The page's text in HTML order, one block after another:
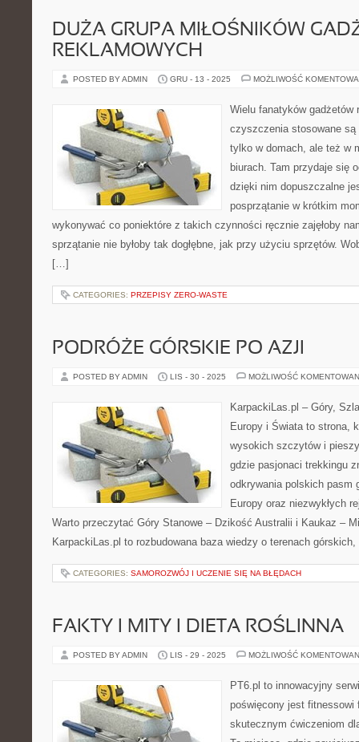
DUŻA GRUPA MIŁOŚNIKÓW
REKLAMOWYCH
POSTED BY ADMIN GRU - 13 - 2025 MOŻLIWOŚĆ
Wielu fanatyków gadżetów
czyszczenia stosowane
tylko w domach, ale też w
biurach. Tam przydaje się
dzięki nim dopuszczalne
posprzątanie w krótkim
wykonywać co poniektóre z takich czynności ręcznie zajęłoby
sprzątanie nie byłoby tak dogłębne, jak przy użyciu sprzętów.
[…]
CATEGORIES: PRZEPISY ZERO-WASTE
PODRÓŻE GÓRSKIE PO AZJI
POSTED BY ADMIN LIS - 30 - 2025 MOŻLIWOŚĆ
KarpackiLas.pl – Góry,
Europy i Świata to strona,
wysokich szczytów i
gdzie pasjonaci trekkingu
odkrywania polskich pasm
Europy oraz niezwykłych
Warto przeczytać Góry Stanowe – Dzikość Australii i Kaukaz –
KarpackiLas.pl to rozbudowana baza wiedzy o terenach
CATEGORIES: SAMOROZWÓJ I UCZENIE SIĘ NA BŁĘDACH
FAKTY I MITY I DIETA ROŚLINNA
POSTED BY ADMIN LIS - 29 - 2025 MOŻLIWOŚĆ
PT6.pl to innowacyjny
poświęcony jest fitnessowi
skutecznym ćwiczeniom